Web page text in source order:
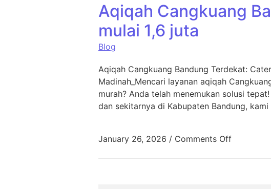
Aqiqah Cangkuang
mulai 1,6 juta
Blog
Aqiqah Cangkuang Bandung Terdekat:
Madinah_Mencari layanan aqiqah
murah? Anda telah menemukan solusi
dan sekitarnya di Kabupaten Bandung,
January 26, 2026 / Comments Off